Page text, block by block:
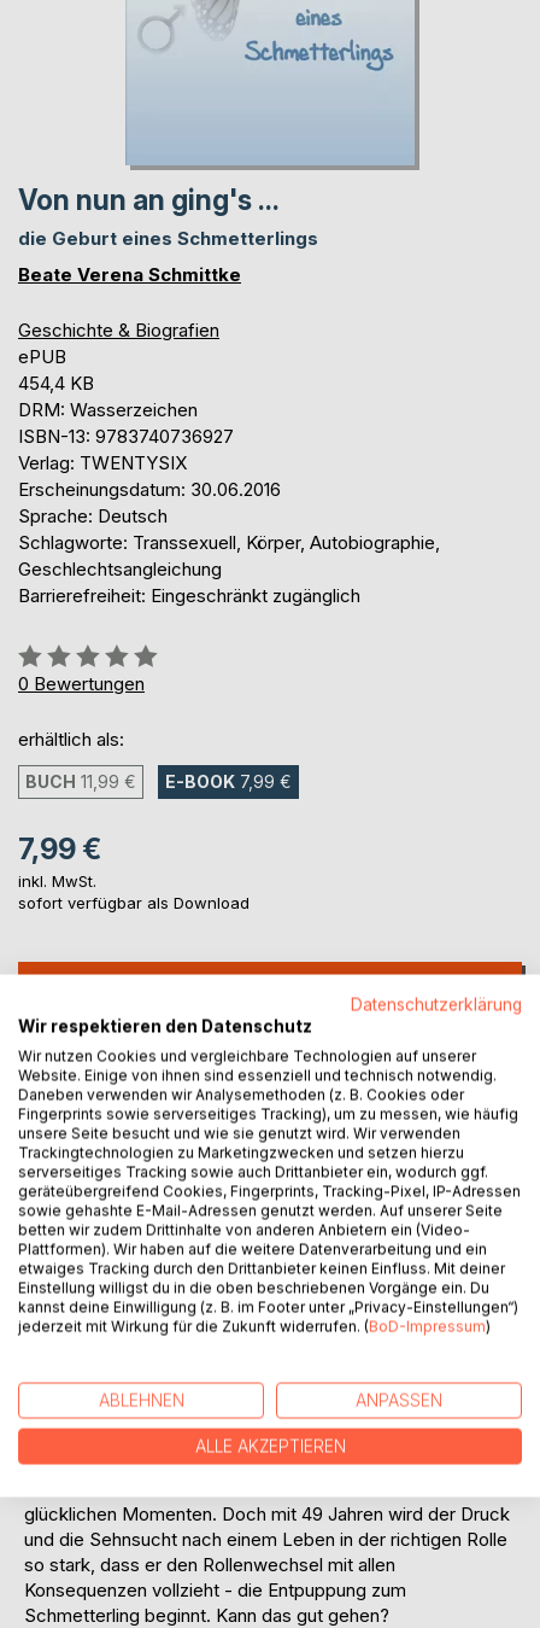
Von nun an ging's ...
die Geburt eines Schmetterlings
Beate Verena Schmittke
Geschichte & Biografien
ePUB
454,4 KB
DRM: Wasserzeichen
ISBN-13: 9783740736927
Verlag: TWENTYSIX
Erscheinungsdatum: 30.06.2016
Sprache: Deutsch
Schlagworte: Transsexuell, Körper, Autobiographie,
Geschlechtsangleichung
Barrierefreiheit: Eingeschränkt zugänglich
Bewertung::
0%
0 Bewertungen
erhältlich als:
BUCH 11,99 € E-BOOK 7,99 €
7,99 €
inkl. MwSt.
sofort verfügbar als Download
Auf die Merkliste
Titel bewerten
BESCHREIBUNG
Die Geschichte eines Menschen, der in der frühen Pubertät
fühlt, aber sich diesbezüglich niemandem anvertrauen
kann. Denn die Zeit ist nicht reif und die Gesellschaft nicht
offen für solche Themen. Lange gibt es die Hoffnung, dass
das Gefühl sich verlieren möge, und er lebt ein "normales"
glücklichen Momenten. Doch mit 49 Jahren wird der Druck
und die Sehnsucht nach einem Leben in der richtigen Rolle
so stark, dass er den Rollenwechsel mit allen
Konsequenzen vollzieht - die Entpuppung zum
Schmetterling beginnt. Kann das gut gehen?
Datenschutzerklärung
Wir respektieren den Datenschutz
Wir nutzen Cookies und vergleichbare Technologien auf unserer
Website. Einige von ihnen sind essenziell und technisch notwendig.
Daneben verwenden wir Analysemethoden (z. B. Cookies oder
Fingerprints sowie serverseitiges Tracking), um zu messen, wie häufig
unsere Seite besucht und wie sie genutzt wird. Wir verwenden
Trackingtechnologien zu Marketingzwecken und setzen hierzu
serverseitiges Tracking sowie auch Drittanbieter ein, wodurch ggf.
geräteübergreifend Cookies, Fingerprints, Tracking-Pixel, IP-Adressen
sowie gehashte E-Mail-Adressen genutzt werden. Auf unserer Seite
betten wir zudem Drittinhalte von anderen Anbietern ein (Video-
Plattformen). Wir haben auf die weitere Datenverarbeitung und ein
etwaiges Tracking durch den Drittanbieter keinen Einfluss. Mit deiner
Einstellung willigst du in die oben beschriebenen Vorgänge ein. Du
kannst deine Einwilligung (z. B. im Footer unter „Privacy-Einstellungen“)
jederzeit mit Wirkung für die Zukunft widerrufen. (BoD-Impressum)
ABLEHNEN ANPASSEN
ALLE AKZEPTIEREN